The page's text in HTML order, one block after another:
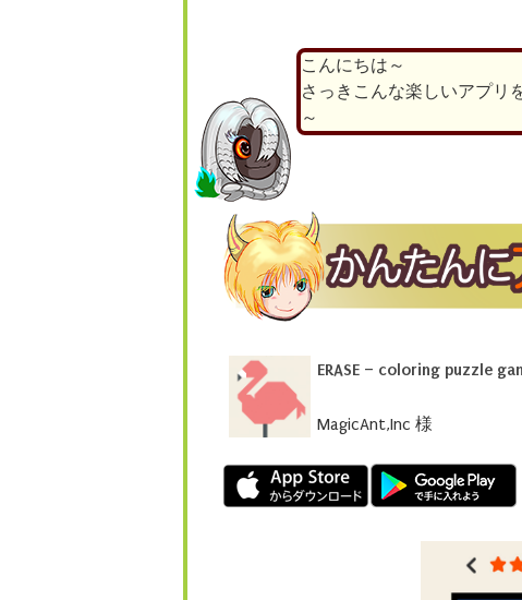
こんにちは～
さっきこんな楽しいアプリ
～
ERASE – coloring puzzle
MagicAnt,Inc 様